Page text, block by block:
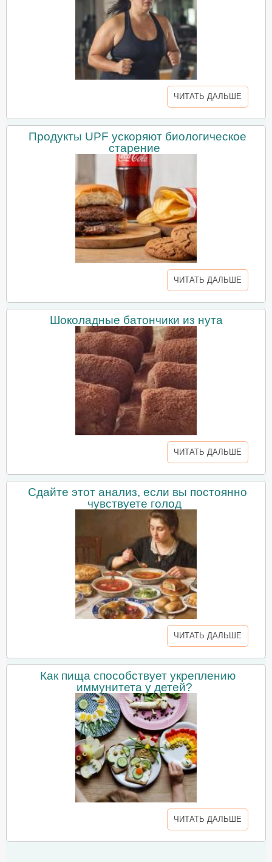
ЧИТАТЬ ДАЛЬШЕ
Продукты UPF ускоряют биологическое
старение
ЧИТАТЬ ДАЛЬШЕ
Шоколадные батончики из нута
ЧИТАТЬ ДАЛЬШЕ
Сдайте этот анализ, если вы постоянно
чувствуете голод
ЧИТАТЬ ДАЛЬШЕ
Как пища способствует укреплению
иммунитета у детей?
ЧИТАТЬ ДАЛЬШЕ